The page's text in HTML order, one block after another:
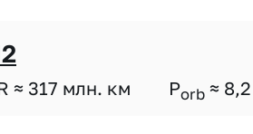
≈ 317 млн. км Porb ≈ 8,2